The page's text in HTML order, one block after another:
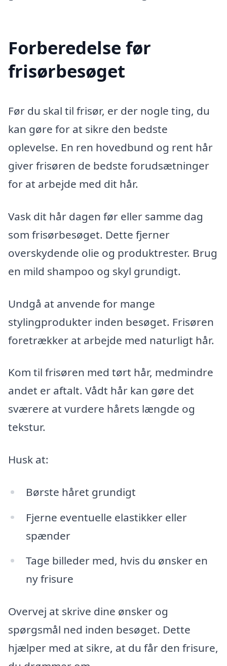
Forberedelse før
frisørbesøget
Før du skal til frisør, er der nogle ting, du
kan gøre for at sikre den bedste
oplevelse. En ren hovedbund og rent hår
giver frisøren de bedste forudsætninger
for at arbejde med dit hår.
Vask dit hår dagen før eller samme dag
som frisørbesøget. Dette fjerner
overskydende olie og produktrester. Brug
en mild shampoo og skyl grundigt.
Undgå at anvende for mange
stylingprodukter inden besøget. Frisøren
foretrækker at arbejde med naturligt hår.
Kom til frisøren med tørt hår, medmindre
andet er aftalt. Vådt hår kan gøre det
sværere at vurdere hårets længde og
tekstur.
Husk at:
Børste håret grundigt
Fjerne eventuelle elastikker eller
spænder
Tage billeder med, hvis du ønsker en
ny frisure
Overvej at skrive dine ønsker og
spørgsmål ned inden besøget. Dette
hjælper med at sikre, at du får den frisure,